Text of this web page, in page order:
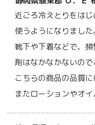
近ごろ冷えとりをは
使うようになりました
靴下や下着などで、
剤はなかなかないので
こちらの商品の品質
またローションやオイ